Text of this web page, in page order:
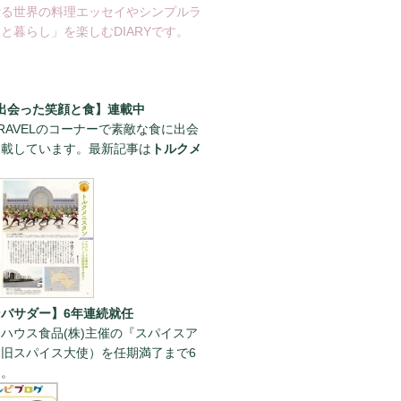
世界の料理エッセイやシンプルラ
暮らし」を楽しむDIARYです。
会った笑顔と食】連載中
のコーナーで素敵な食に出会
しています。最新記事は トルクメ
サダー】6年連続就任
ウス食品(株)主催の『スパイスア
スパイス大使）を任期満了まで6